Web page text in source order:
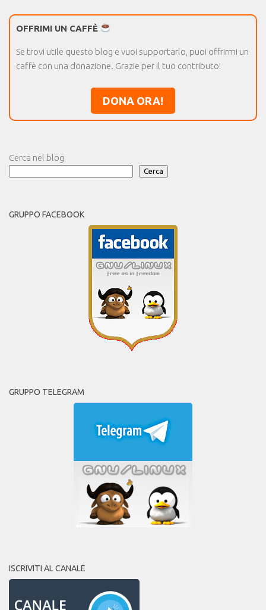
OFFRIMI UN CAFFÈ
Se trovi utile questo blog e vuoi supportarlo, puoi offrirmi un
caffè con una donazione. Grazie per il tuo contributo!
DONA ORA!
Cerca nel blog
Cerca
GRUPPO FACEBOOK
GRUPPO TELEGRAM
ISCRIVITI AL CANALE